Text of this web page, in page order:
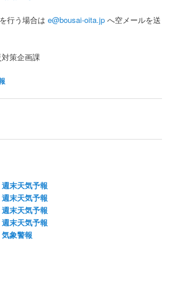
行う場合はe@bousai-oita.jp へ空メールを送
策企画課
末天気予報
末天気予報
末天気予報
末天気予報
象警報